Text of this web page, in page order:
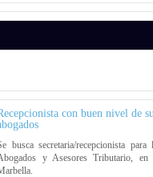
con buen nivel de
busca secretaria/recepcionista
y Asesores Tributario, en